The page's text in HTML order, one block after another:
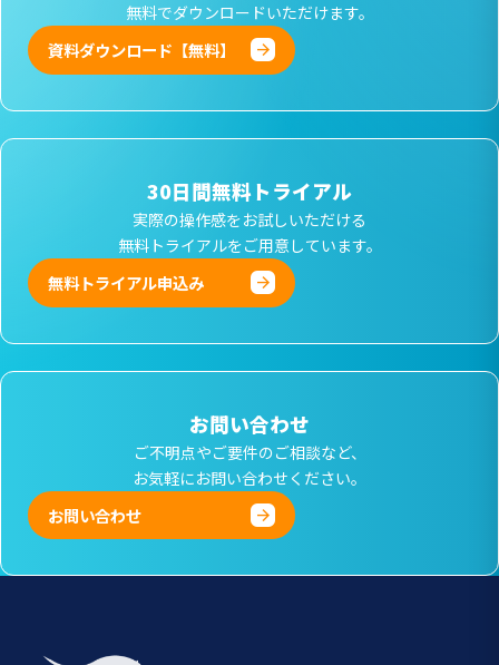
無料でダウンロードいただけます。
資料ダウンロード【無料】
30日間無料トライアル
実際の操作感をお試しいただける
無料トライアルをご用意しています。
無料トライアル申込み
お問い合わせ
ご不明点やご要件のご相談など、
お気軽にお問い合わせください。
お問い合わせ